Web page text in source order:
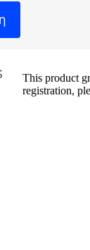
This product
registration,